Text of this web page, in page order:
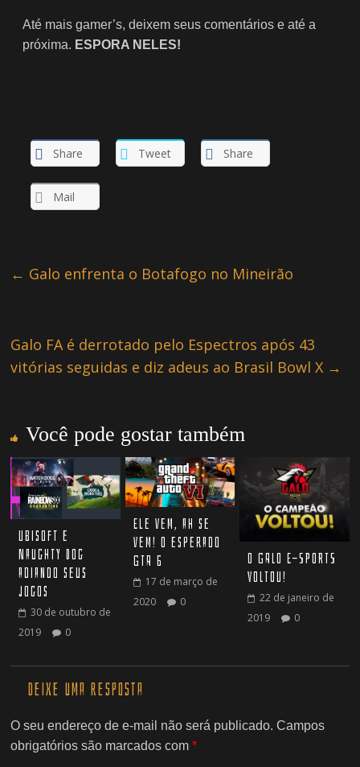
Até mais gamer’s, deixem seus comentários e até a
próxima. ESPORA NELES!
Share Tweet Share
Mail
← Galo enfrenta o Botafogo no Mineirão
Galo FA é derrotado pelo Espectros após 43
vitórias seguidas e diz adeus ao Brasil Bowl X →
Você pode gostar também
Ubisoft e
Naughty Dog
adiando seus
jogos
30 de outubro de
2019
0
Ele vem, ah se
vem! O esperado
GTA 6
17 de março de
2020
0
O GALO E-SPORTS
VOLTOU!
22 de janeiro de
2019
0
Deixe uma resposta
O seu endereço de e-mail não será publicado. Campos
obrigatórios são marcados com*